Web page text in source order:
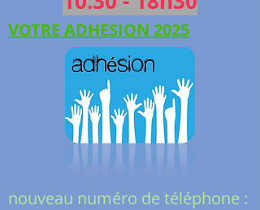
VOTRE ADHESION 2025
nouveau numéro de téléphone :